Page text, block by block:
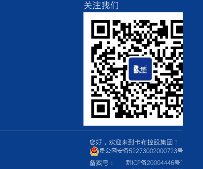
关注我们
您好，欢迎来到卡布控股集团！
贵公网安备52273002000723号
备案号：
黔ICP备20004446号1